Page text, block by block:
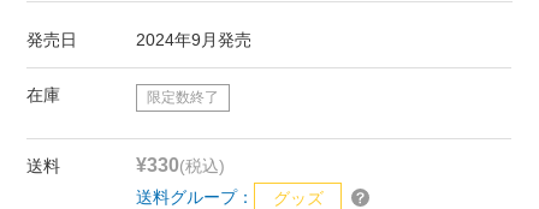
発売日 2024年9月発売
在庫 限定数終了
送料 ¥330(税込)
送料グループ：
グッズ